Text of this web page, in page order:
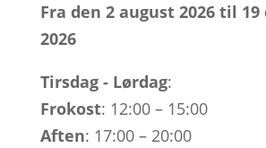
Fra den 2 august 2026 til
2026
Tirsdag - Lørdag:
Frokost: 12:00 – 15:00
Aften: 17:00 – 20:00